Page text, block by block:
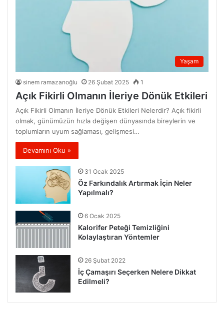
Yaşam
sinem ramazanoğlu 26 Şubat 2025 1
Açık Fikirli Olmanın İleriye Dönük Etkileri
Açık Fikirli Olmanın İleriye Dönük Etkileri Nelerdir? Açık fikirli
olmak, günümüzün hızla değişen dünyasında bireylerin ve
toplumların uyum sağlaması, gelişmesi…
Devamını Oku »
31 Ocak 2025
Öz Farkındalık Artırmak İçin Neler
Yapılmalı?
6 Ocak 2025
Kalorifer Peteği Temizliğini
Kolaylaştıran Yöntemler
26 Şubat 2022
İç Çamaşırı Seçerken Nelere Dikkat
Edilmeli?